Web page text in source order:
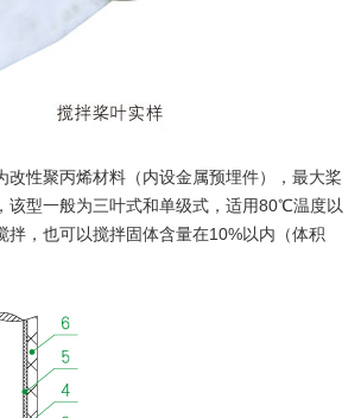
性聚丙烯材料（内设金属预埋件），最大桨
该型一般为三叶式和单级式，适用80℃温度以
拌，也可以搅拌固体含量在10%以内（体积